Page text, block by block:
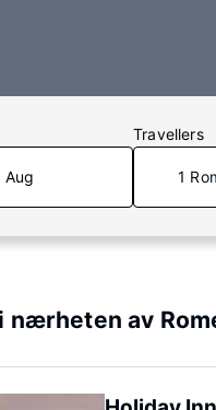
Aug
Travellers
1
nærheten av